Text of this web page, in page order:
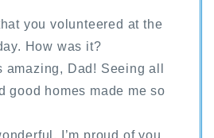
you volunteered at the
How was it?
amazing, Dad! Seeing all
good homes made me so